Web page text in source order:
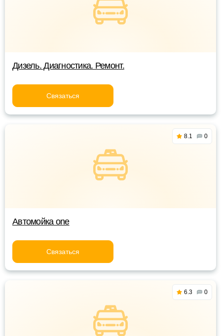
Дизель. Диагностика. Ремонт.
Связаться
8.1 0
Автомойка one
Связаться
6.3 0